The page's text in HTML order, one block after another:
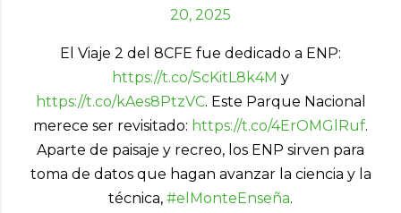
20, 2025
El Viaje 2 del 8CFE fue dedicado a ENP:
https://t.co/ScKitL8k4M y
https://t.co/kAes8PtzVC. Este Parque Nacional
merece ser revisitado: https://t.co/4ErOMGlRuf.
Aparte de paisaje y recreo, los ENP sirven para
toma de datos que hagan avanzar la ciencia y la
técnica, #elMonteEnseña.